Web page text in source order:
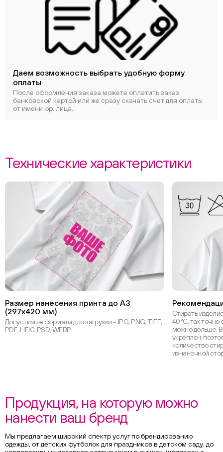
Даем возможность выбрать удобную форму
оплаты
После оформления заказа можете оплатить заказ
банковской картой или же сразу скачать счет для оплаты
от имени юр. лица.
Технические характеристики
Размер нанесения принта до А3
(297х420 мм)
Допустимые форматы для загрузки - JPG, PNG, TIFF,
PDF, HEIC, PSD, WEBP.
Стирать
40°С, так точно
можно дольше.
укреплен,
количество
изнаночной
Продукция, на которую можно
нанести ваш бренд
Мы предлагаем широкий спектр услуг по брендированию
одежды, от детских футболок для праздников в детском саду, до